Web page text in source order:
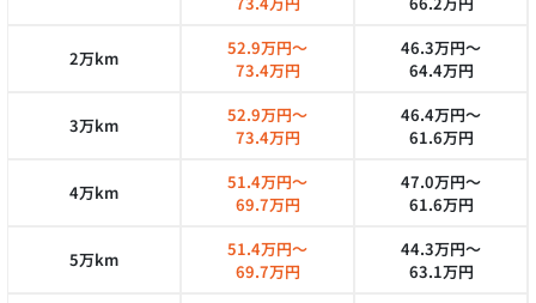
2万km
52.9万円～
73.4万円
46.3万円～
64.4万円
3万km
52.9万円～
73.4万円
46.4万円～
61.6万円
4万km
51.4万円～
69.7万円
47.0万円～
61.6万円
5万km
51.4万円～
69.7万円
44.3万円～
63.1万円